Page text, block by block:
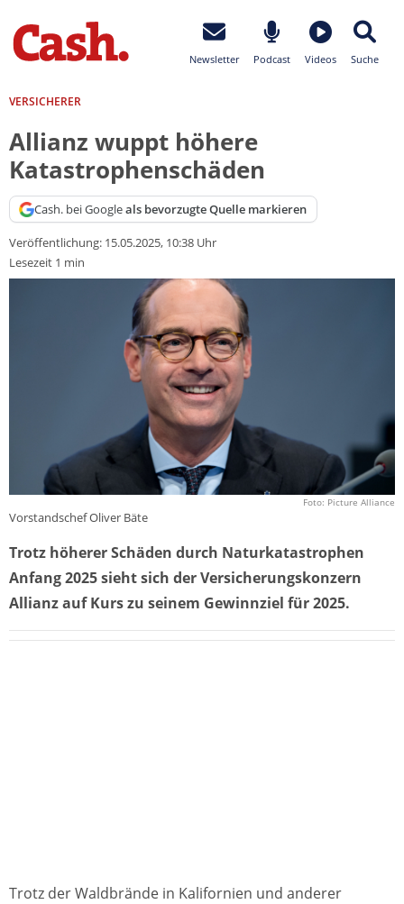
Newsletter Podcast Videos Suche
VERSICHERER
Allianz wuppt höhere
Katastrophenschäden
Cash. bei Googleals bevorzugte Quelle markieren
Veröffentlichung: 15.05.2025, 10:38 Uhr
Lesezeit 1 min
Foto: Picture Alliance
Vorstandschef Oliver Bäte
Trotz höherer Schäden durch Naturkatastrophen
Anfang 2025 sieht sich der Versicherungskonzern
Allianz auf Kurs zu seinem Gewinnziel für 2025.
Trotz der Waldbrände in Kalifornien und anderer